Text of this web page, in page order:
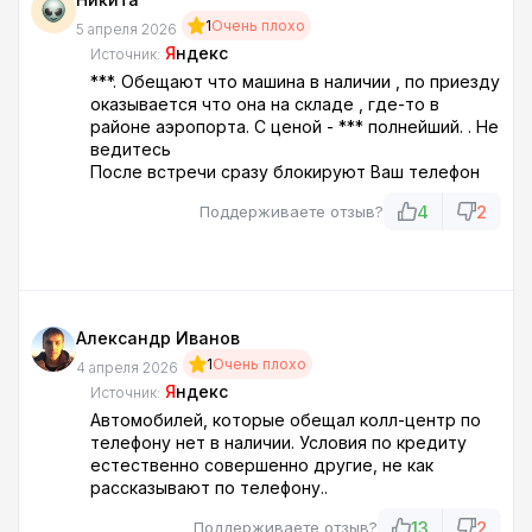
5 апреля 2026 1Очень плохо
Источник: Яндекс
***. Обещают что машина в наличии , по приезду
оказывается что она на складе , где-то в
районе аэропорта. С ценой - *** полнейший. . Не
ведитесь
После встречи сразу блокируют Ваш телефон
Поддерживаете отзыв? 4 2
Александр Иванов
4 апреля 2026 1Очень плохо
Источник: Яндекс
Автомобилей, которые обещал колл-центр по
телефону нет в наличии. Условия по кредиту
естественно совершенно другие, не как
рассказывают по телефону..
Поддерживаете отзыв? 13 2